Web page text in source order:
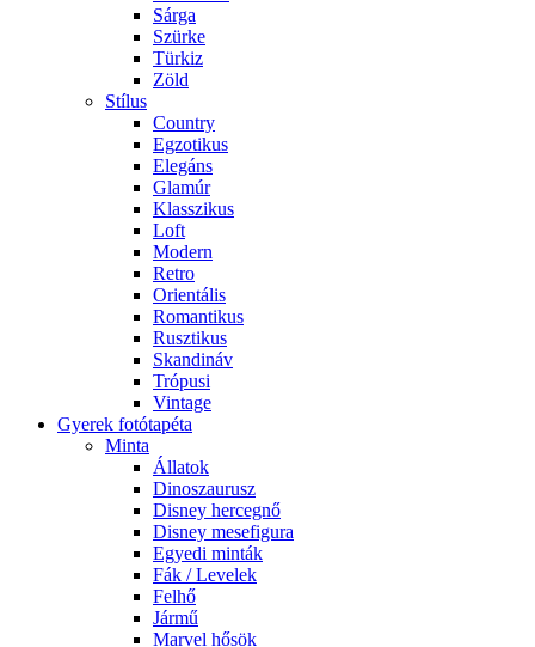
Sárga
Szürke
Türkiz
Zöld
Stílus
Country
Egzotikus
Elegáns
Glamúr
Klasszikus
Loft
Modern
Retro
Orientális
Romantikus
Rusztikus
Skandináv
Trópusi
Vintage
Gyerek fotótapéta
Minta
Állatok
Dinoszaurusz
Disney hercegnő
Disney mesefigura
Egyedi minták
Fák / Levelek
Felhő
Jármű
Marvel hősök